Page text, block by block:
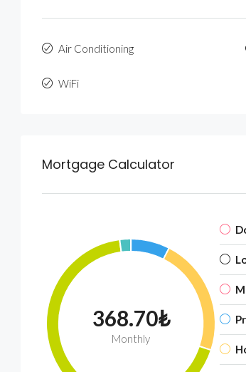
Air Conditioning
WiFi
Mortgage Calculator
368.70₺
Monthly